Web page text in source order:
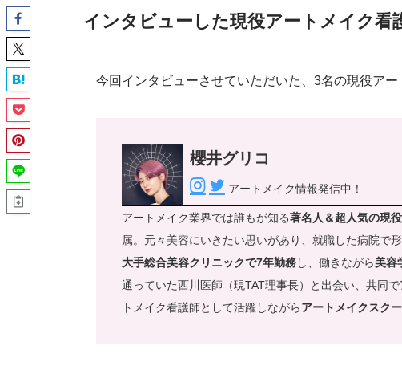
インタビューした現役アートメイク看
今回インタビューさせていただいた、3名の現役アー
櫻井グリコ
アートメイク情報発信中！
アートメイク業界では誰もが知る著名人＆超人気の現
属。元々美容にいきたい思いがあり、就職した病院で
大手総合美容クリニックで7年勤務し、働きながら美容
通っていた西川医師（現TAT理事長）と出会い、共同で
トメイク看護師として活躍しながらアートメイクスク